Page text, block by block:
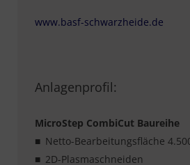
www.basf-schwarzheide.de
Anlagenprofil:
MicroStep CombiCut Baureihe
Netto-Bearbeitungsfläche
2D-Plasmaschneiden